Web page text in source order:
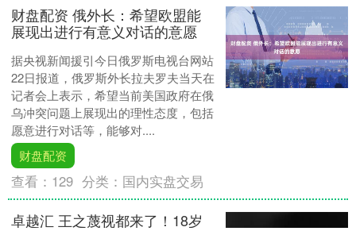
财盘配资 俄外长：希望欧盟能
展现出进行有意义对话的意愿
据央视新闻援引今日俄罗斯电视台网站
22日报道，俄罗斯外长拉夫罗夫当天在
记者会上表示，希望当前美国政府在俄
乌冲突问题上展现出的理性态度，包括
愿意进行对话等，能够对....
财盘配资
查看： 129 分类： 国内实盘交易
卓越汇 王之蔑视都来了！18岁